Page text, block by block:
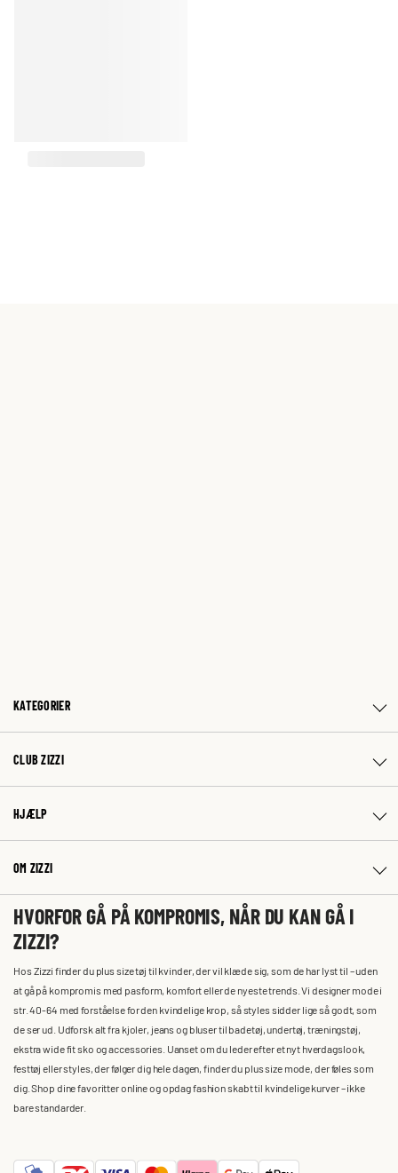
KATEGORIER
CLUB ZIZZI
HJÆLP
OM ZIZZI
HVORFOR GÅ PÅ KOMPROMIS, NÅR DU KAN GÅ I
ZIZZI?
Hos Zizzi finder du plus size tøj til kvinder, der vil klæde sig, som de har lyst til – uden
at gå på kompromis med pasform, komfort eller de nyeste trends. Vi designer mode i
str. 40-64 med forståelse for den kvindelige krop, så styles sidder lige så godt, som
de ser ud. Udforsk alt fra kjoler, jeans og bluser til badetøj, undertøj, træningstøj,
ekstra wide fit sko og accessories. Uanset om du leder efter et nyt hverdagslook,
festtøj eller styles, der følger dig hele dagen, finder du plus size mode, der føles som
dig. Shop dine favoritter online og opdag fashion skabt til kvindelige kurver – ikke
bare standarder.